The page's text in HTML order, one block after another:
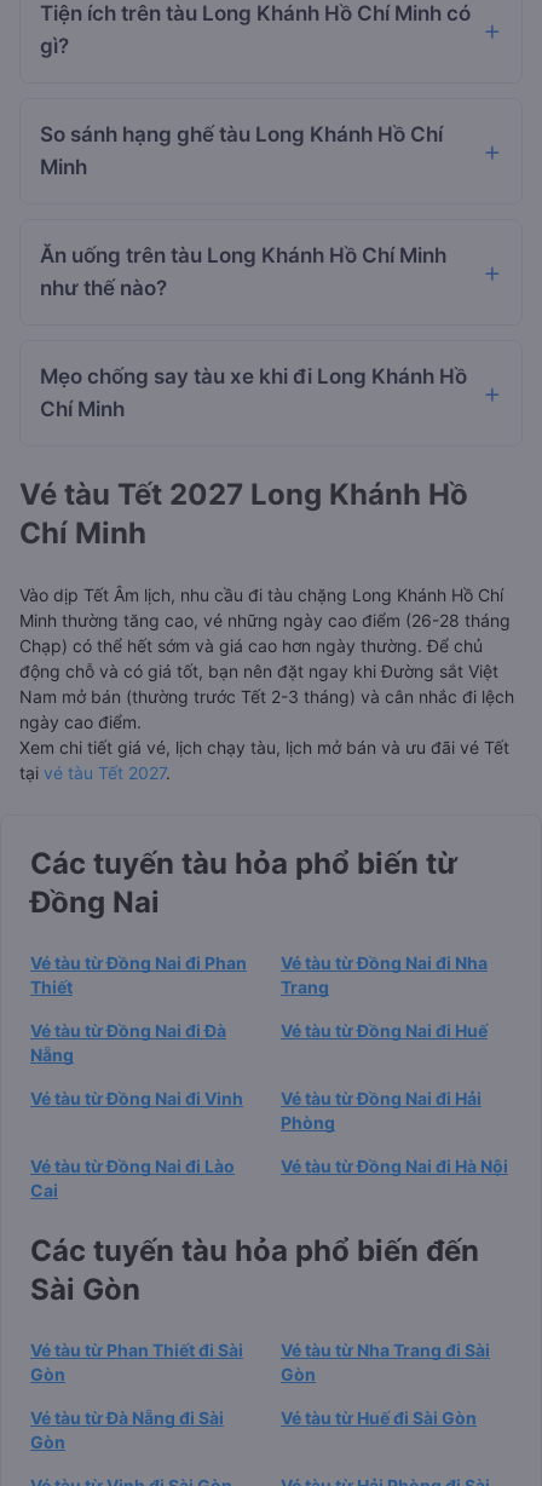
Tiện ích trên tàu Long Khánh Hồ Chí Minh có
gì?
So sánh hạng ghế tàu Long Khánh Hồ Chí
Minh
Ăn uống trên tàu Long Khánh Hồ Chí Minh
như thế nào?
Mẹo chống say tàu xe khi đi Long Khánh Hồ
Chí Minh
Vé tàu Tết 2027 Long Khánh Hồ
Chí Minh
Vào dịp Tết Âm lịch, nhu cầu đi tàu chặng Long Khánh Hồ Chí
Minh thường tăng cao, vé những ngày cao điểm (26-28 tháng
Chạp) có thể hết sớm và giá cao hơn ngày thường. Để chủ
động chỗ và có giá tốt, bạn nên đặt ngay khi Đường sắt Việt
Nam mở bán (thường trước Tết 2-3 tháng) và cân nhắc đi lệch
ngày cao điểm.
Xem chi tiết giá vé, lịch chạy tàu, lịch mở bán và ưu đãi vé Tết
tại vé tàu Tết 2027.
Các tuyến tàu hỏa phổ biến từ
Đồng Nai
Vé tàu từ Đồng Nai đi Phan
Thiết
Vé tàu từ Đồng Nai đi Nha
Trang
Vé tàu từ Đồng Nai đi Đà
Nẵng
Vé tàu từ Đồng Nai đi Huế
Vé tàu từ Đồng Nai đi Vinh
Vé tàu từ Đồng Nai đi Hải
Phòng
Vé tàu từ Đồng Nai đi Lào
Cai
Vé tàu từ Đồng Nai đi Hà Nội
Các tuyến tàu hỏa phổ biến đến
Sài Gòn
Vé tàu từ Phan Thiết đi Sài
Gòn
Vé tàu từ Nha Trang đi Sài
Gòn
Vé tàu từ Đà Nẵng đi Sài
Gòn
Vé tàu từ Huế đi Sài Gòn